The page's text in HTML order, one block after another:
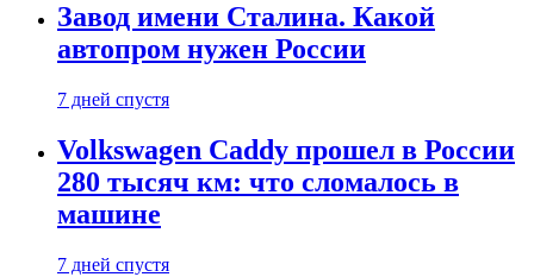
Завод имени Сталина. Какой
автопром нужен России
7 дней спустя
Volkswagen Caddy прошел в России
280 тысяч км: что сломалось в
машине
7 дней спустя